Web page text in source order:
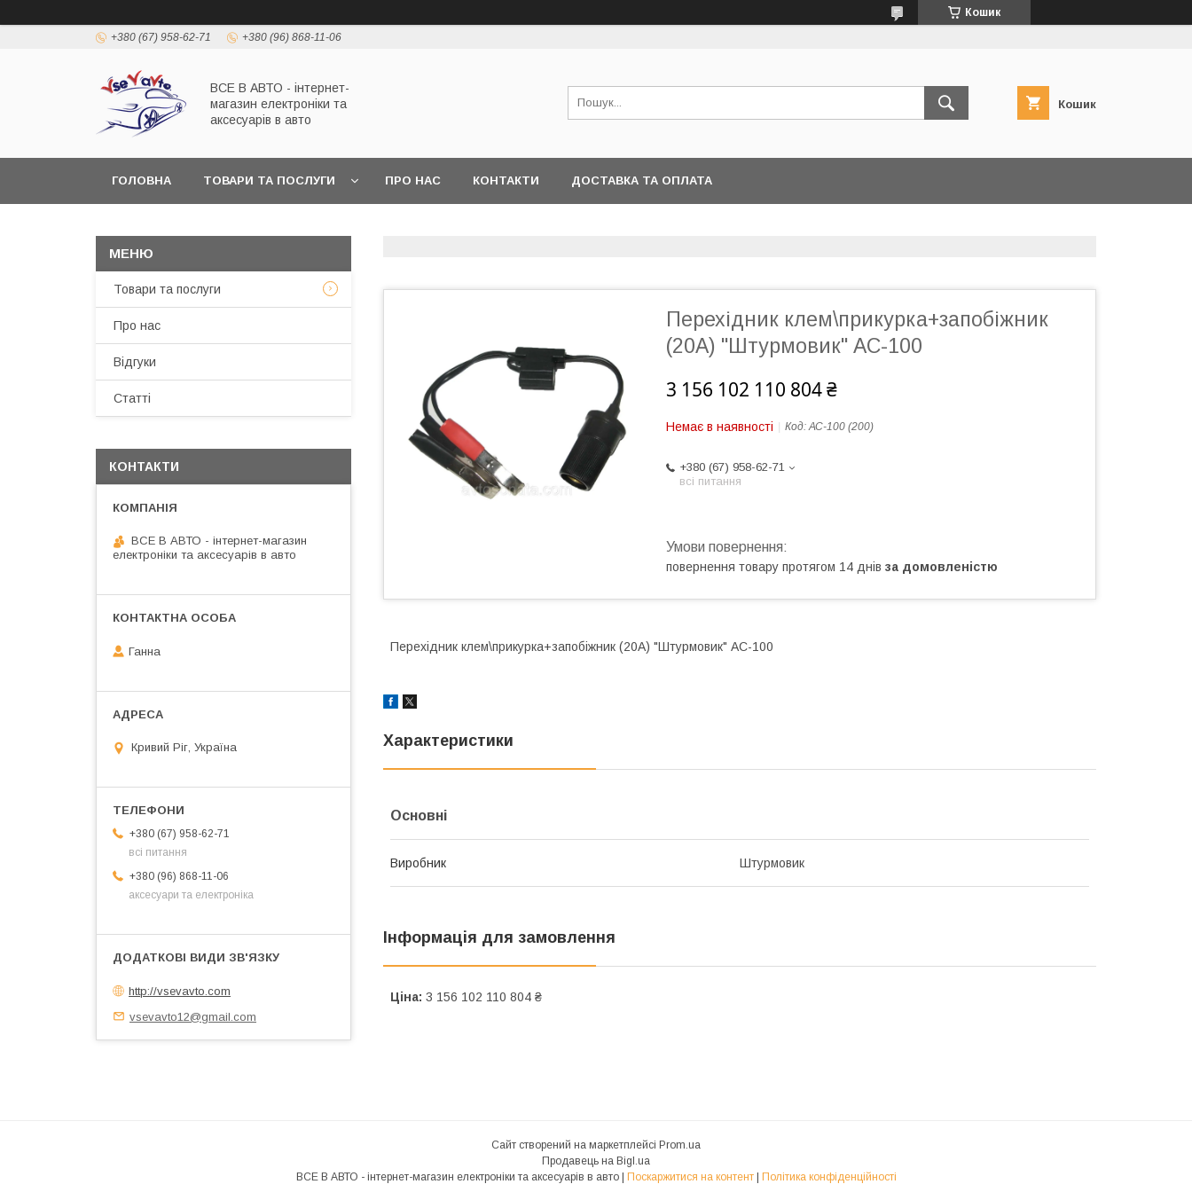
Кошик
+380 (67) 958-62-71 +380 (96) 868-11-06
ВСЕ В АВТО - інтернет-
магазин електроніки та
аксесуарів в авто
Кошик
ГОЛОВНА ТОВАРИ ТА ПОСЛУГИ ПРО НАС КОНТАКТИ ДОСТАВКА ТА ОПЛАТА
Перехідник клем\прикурка+запобіжник
(20А) "Штурмовик" AC-100
3 156 102 110 804 ₴
Немає в наявності Код:АС-100 (200)
+380 (67) 958-62-71
всі питання
повернення товару протягом 14 днів за домовленістю
Перехідник клем\прикурка+запобіжник (20А) "Штурмовик" AC-100
Характеристики
Основні
Виробник Штурмовик
Інформація для замовлення
Ціна: 3 156 102 110 804 ₴
Товари та послуги
Про нас
Відгуки
Статті
КОНТАКТИ
ВСЕ В АВТО - інтернет-магазин
електроніки та аксесуарів в авто
Ганна
Кривий Ріг, Україна
+380 (67) 958-62-71
всі питання
+380 (96) 868-11-06
аксесуари та електроніка
http://vsevavto.com
vsevavto12@gmail.com
Сайт створений на маркетплейсі Prom.ua
Продавець на Bigl.ua
Поскаржитися на контент Політика конфіденційності